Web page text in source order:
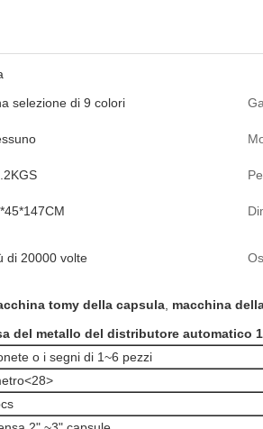
selezione di 9 colori
di 20000 volte
tomy della capsula macchina
del metallo del distributore automatico
o i segni di 1~6 pezzi